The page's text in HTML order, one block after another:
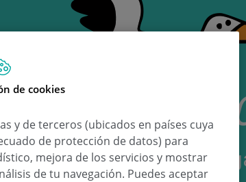
Ongi etorri
Oinatz
de cookies
y de terceros (ubicados en países cuya
de protección de datos) para
mejora de los servicios y mostrar
de tu navegación. Puedes aceptar